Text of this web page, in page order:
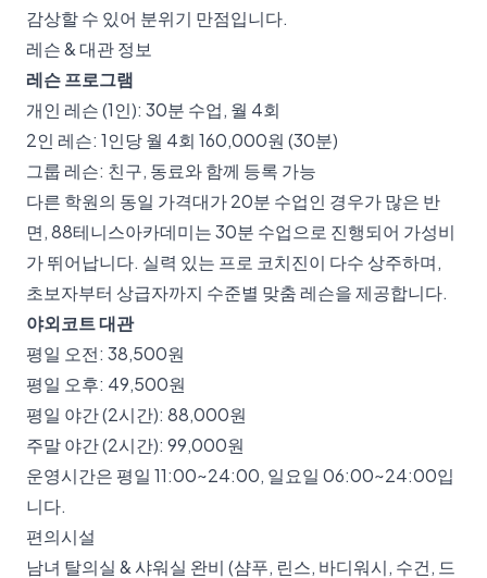
감상할 수 있어 분위기 만점입니다.
레슨 & 대관 정보
레슨 프로그램
개인 레슨 (1인): 30분 수업, 월 4회
2인 레슨: 1인당 월 4회 160,000원 (30분)
그룹 레슨: 친구, 동료와 함께 등록 가능
다른 학원의 동일 가격대가 20분 수업인 경우가 많은 반
면, 88테니스아카데미는 30분 수업으로 진행되어 가성비
가 뛰어납니다. 실력 있는 프로 코치진이 다수 상주하며,
초보자부터 상급자까지 수준별 맞춤 레슨을 제공합니다.
야외코트 대관
평일 오전: 38,500원
평일 오후: 49,500원
평일 야간 (2시간): 88,000원
주말 야간 (2시간): 99,000원
운영시간은 평일 11:00~24:00, 일요일 06:00~24:00입
니다.
편의시설
남녀 탈의실 & 샤워실 완비 (샴푸, 린스, 바디워시, 수건, 드